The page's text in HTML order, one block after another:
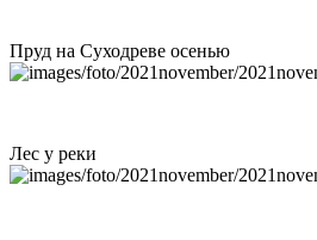
Пруд на Суходреве осенью
Лес у реки